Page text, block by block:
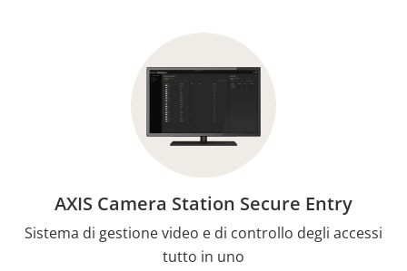
AXIS Camera Station Secure Entry
Sistema di gestione video e di controllo degli accessi
tutto in uno